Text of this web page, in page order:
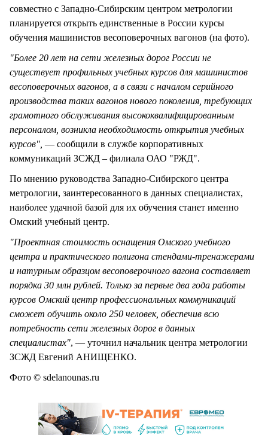
совместно с Западно-Сибирским центром метрологии
планируется открыть единственные в России курсы
обучения машинистов весоповерочных вагонов (на фото).
"Более 20 лет на сети железных дорог России не
существует профильных учебных курсов для машинистов
весоповерочных вагонов, а в связи с началом серийного
производства таких вагонов нового поколения, требующих
грамотного обслуживания высококвалифицированным
персоналом, возникла необходимость открытия учебных
курсов", — сообщили в службе корпоративных
коммуникаций ЗСЖД – филиала ОАО "РЖД".
По мнению руководства Западно-Сибирского центра
метрологии, заинтересованного в данных специалистах,
наиболее удачной базой для их обучения станет именно
Омский учебный центр.
"Проектная стоимость оснащения Омского учебного
центра и практического полигона стендами-тренажерами
и натурным образцом весоповерочного вагона составляет
порядка 30 млн рублей. Только за первые два года работы
курсов Омский центр профессиональных коммуникаций
сможет обучить около 250 человек, обеспечив всю
потребность сети железных дорог в данных
специалистах", — уточнил начальник центра метрологии
ЗСЖД Евгений АНИЩЕНКО.
Фото © sdelanounas.ru